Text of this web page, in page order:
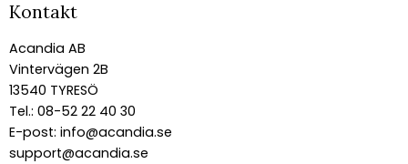
Kontakt
Acandia AB
Vintervägen 2B
13540 TYRESÖ
Tel.: 08-52 22 40 30
E-post: info@acandia.se
support@acandia.se